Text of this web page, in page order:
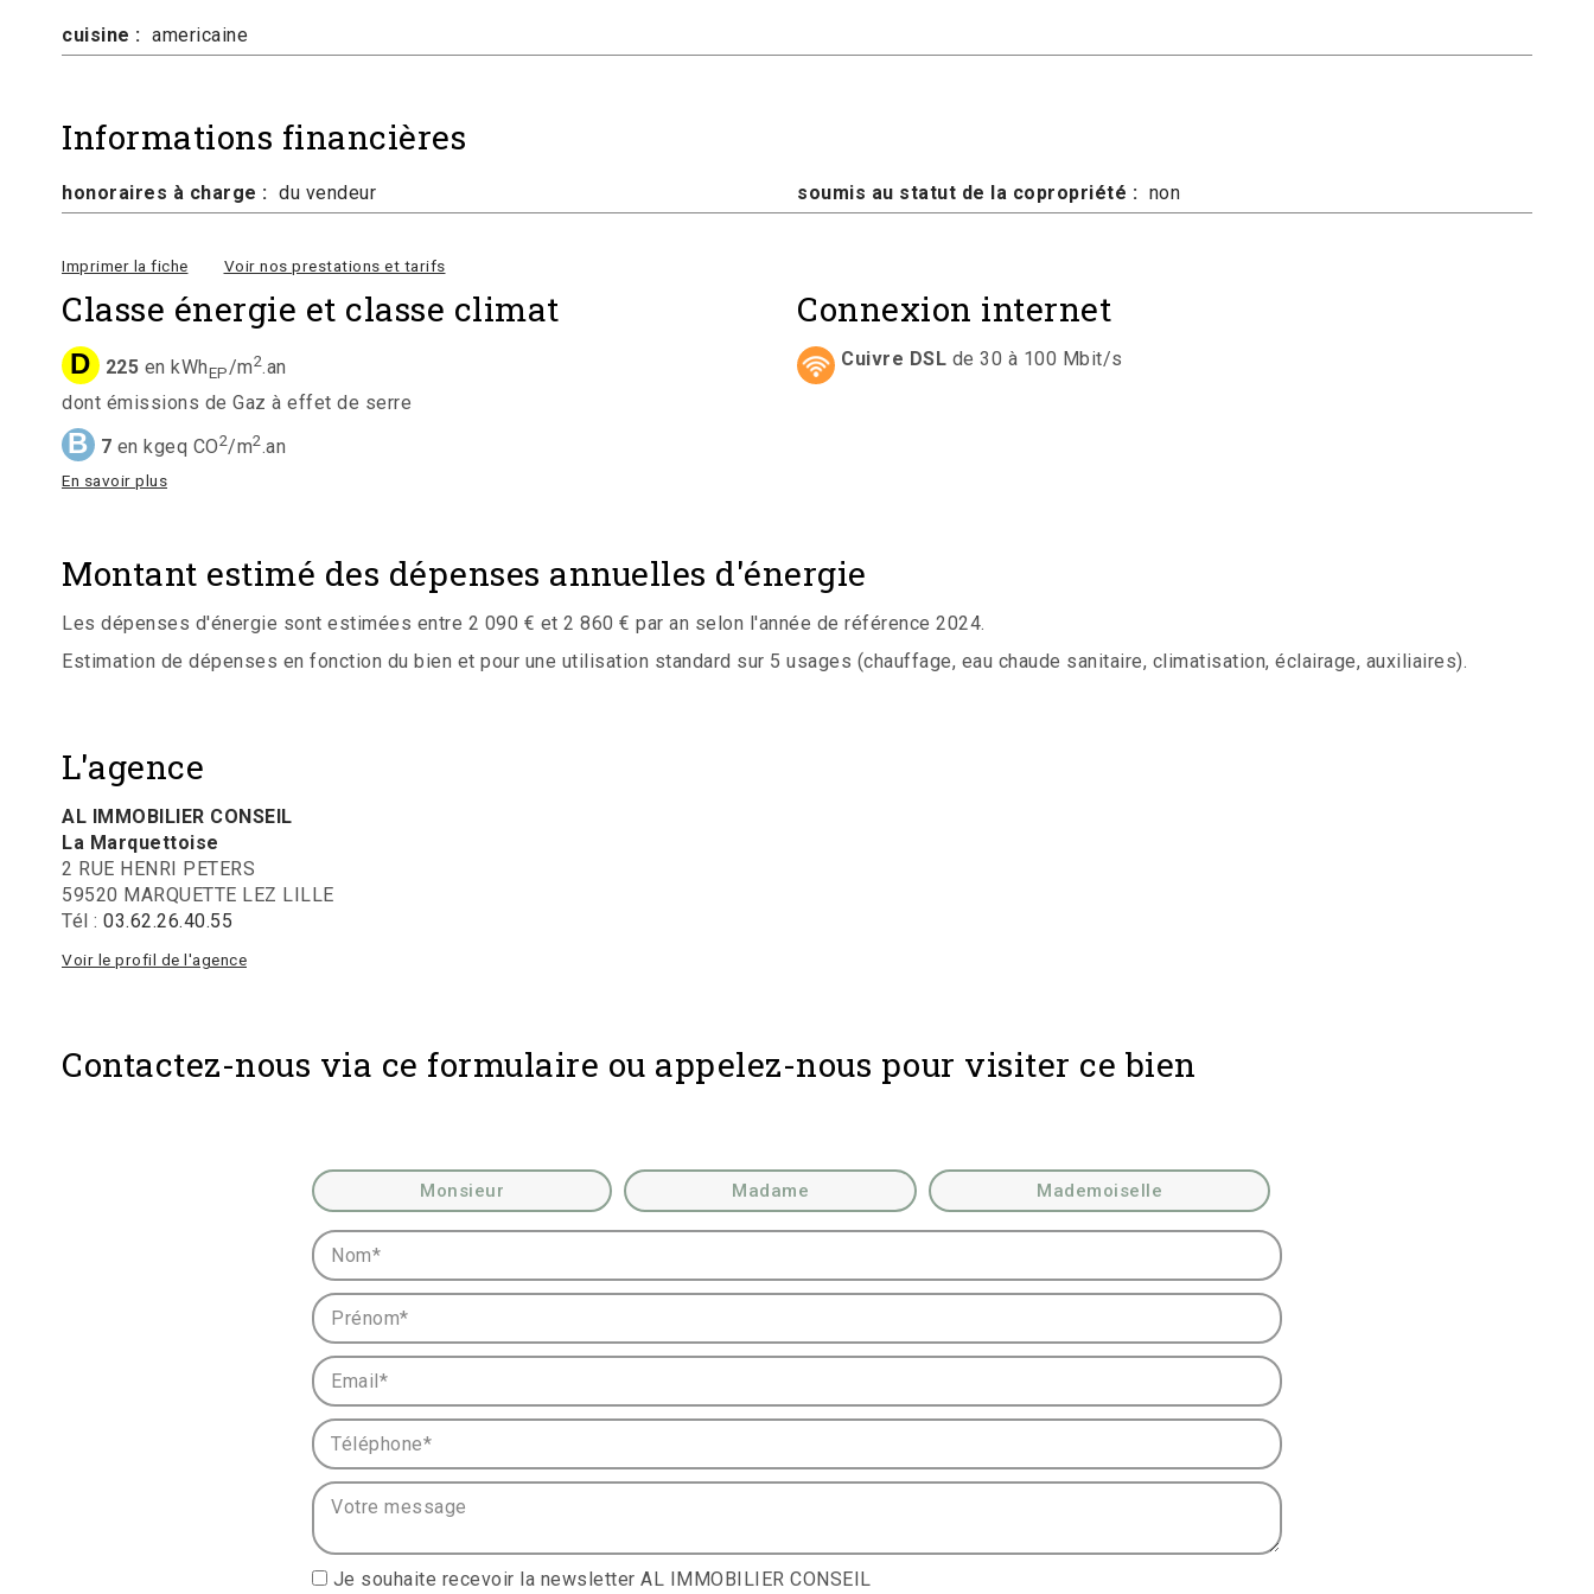
cuisine : americaine
Informations financières
honoraires à charge : du vendeur soumis au statut de la copropriété : non
Imprimer la fiche Voir nos prestations et tarifs
Classe énergie et classe climat
D 225 en kWhEP/m2.an
dont émissions de Gaz à effet de serre
B 7 en kgeq CO2/m2.an
En savoir plus
Connexion internet
Cuivre DSL de 30 à 100 Mbit/s
Montant estimé des dépenses annuelles d'énergie
Les dépenses d'énergie sont estimées entre 2 090 € et 2 860 € par an selon l'année de référence 2024.
Estimation de dépenses en fonction du bien et pour une utilisation standard sur 5 usages (chauffage, eau chaude sanitaire, climatisation, éclairage, auxiliaires).
L'agence
AL IMMOBILIER CONSEIL
La Marquettoise
2 RUE HENRI PETERS
59520 MARQUETTE LEZ LILLE
Tél : 03.62.26.40.55
Voir le profil de l'agence
Contactez-nous via ce formulaire ou appelez-nous pour visiter ce bien
Civilité : Monsieur Madame Mademoiselle
Nom* :
Prénom* :
Email* :
Téléphone* :
Votre message :
Je souhaite recevoir la newsletter AL IMMOBILIER CONSEIL